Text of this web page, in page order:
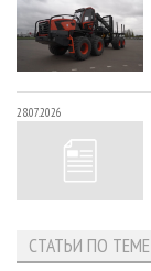
28.07.2026
СТАТЬИ ПО ТЕМЕ